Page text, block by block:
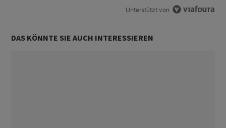
Unterstützt von
DAS KÖNNTE SIE AUCH INTERESSIEREN